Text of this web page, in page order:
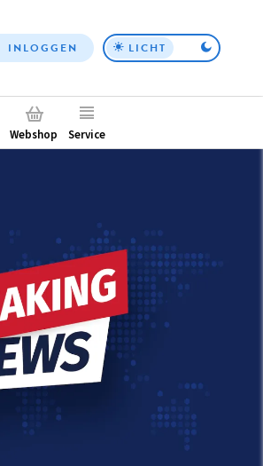
Top
INLOGGEN LICHT
Webshop Service